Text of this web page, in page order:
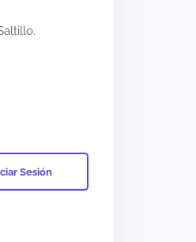
.
Sesión